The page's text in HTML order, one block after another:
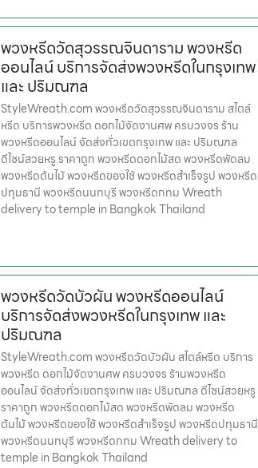
พวงหรีดวัดสุวรรณจินดาราม พวงหรีด
ออนไลน์ บริการจัดส่งพวงหรีดในกรุงเทพ
และ ปริมณฑล
StyleWreath.com พวงหรีดวัดสุวรรณจินดาราม สไตล์
หรีด บริการพวงหรีด ดอกไม้จัดงานศพ ครบวงจร ร้าน
พวงหรีดออนไลน์ จัดส่งทั่วเขตกรุงเทพ และ ปริมณฑล
ดีไซน์สวยหรู ราคาถูก พวงหรีดดอกไม้สด พวงหรีดพัดลม
พวงหรีดต้นไม้ พวงหรีดของใช้ พวงหรีดสำเร็จรูป พวงหรีด
ปทุมธานี พวงหรีดนนทบุรี พวงหรีดกทม Wreath
delivery to temple in Bangkok Thailand
พวงหรีดวัดบัวผัน พวงหรีดออนไลน์
บริการจัดส่งพวงหรีดในกรุงเทพ และ
ปริมณฑล
StyleWreath.com พวงหรีดวัดบัวผัน สไตล์หรีด บริการ
พวงหรีด ดอกไม้จัดงานศพ ครบวงจร ร้านพวงหรีด
ออนไลน์ จัดส่งทั่วเขตกรุงเทพ และ ปริมณฑล ดีไซน์สวยหรู
ราคาถูก พวงหรีดดอกไม้สด พวงหรีดพัดลม พวงหรีด
ต้นไม้ พวงหรีดของใช้ พวงหรีดสำเร็จรูป พวงหรีดปทุมธานี
พวงหรีดนนทบุรี พวงหรีดกทม Wreath delivery to
temple in Bangkok Thailand